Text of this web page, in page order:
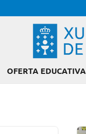
OFERTA EDUCATIVA